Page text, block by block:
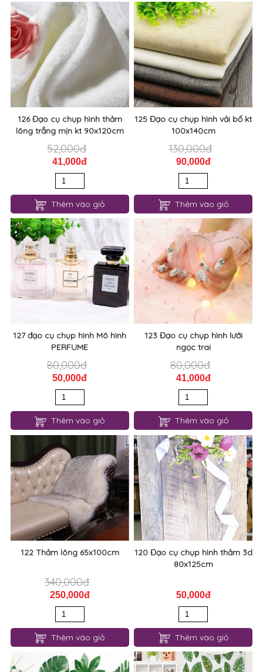
126 Đạo cụ chụp hình thảm
lông trắng mịn kt 90x120cm
52,000đ
41,000đ
Thêm vào giỏ
125 Đạo cụ chụp hình vải bố kt
100x140cm
130,000đ
90,000đ
Thêm vào giỏ
127 đạo cụ chụp hình Mô hình
PERFUME
80,000đ
50,000đ
Thêm vào giỏ
123 Đạo cụ chụp hình lưới
ngọc trai
80,000đ
41,000đ
Thêm vào giỏ
122 Thảm lông 65x100cm
340,000đ
250,000đ
Thêm vào giỏ
120 Đạo cụ chụp hình thảm 3d
80x125cm
50,000đ
Thêm vào giỏ